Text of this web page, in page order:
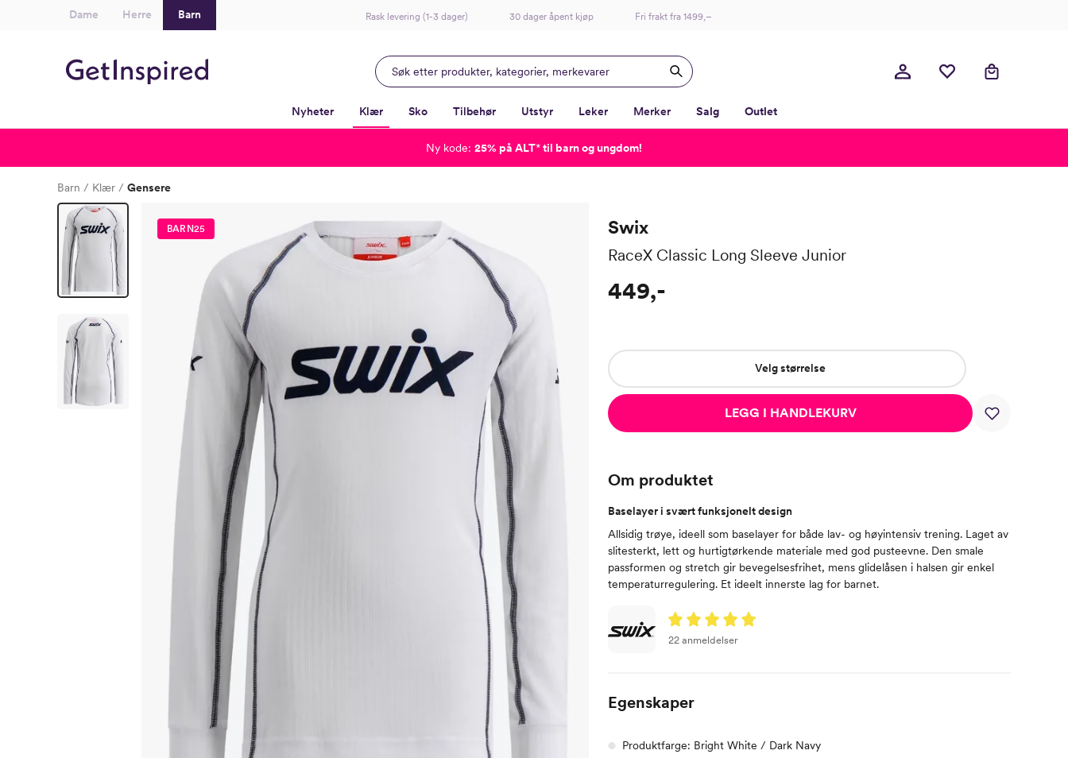
Dame Herre Barn Rask levering (1-3 dager) 30 dager åpent kjøp Fri frakt fra 1499,–
Nyheter Klær Sko Tilbehør Utstyr Leker Merker Salg Outlet
Barn Klær Gensere
BARN25 Swix
RaceX Classic Long Sleeve Junior
449,-
Velg størrelse
LEGG I HANDLEKURV
Om produktet
Baselayer i svært funksjonelt design
Allsidig trøye, ideell som baselayer for både lav- og høyintensiv trening. Laget av
slitesterkt, lett og hurtigtørkende materiale med god pusteevne. Den smale
passformen og stretch gir bevegelsesfrihet, mens glidelåsen i halsen gir enkel
temperaturregulering. Et ideelt innerste lag for barnet.
22 anmeldelser
Egenskaper
Produktfarge: Bright White / Dark Navy
Ny kode: 25% på ALT*til barn og ungdom!
-
-
-
-